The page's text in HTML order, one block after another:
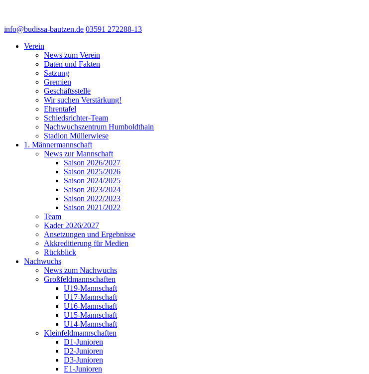
info@budissa-bautzen.de 03591 272288-13
Verein
News zum Verein
Daten und Fakten
Satzung
Gremien
Geschäftsstelle
Wir suchen Verstärkung!
Ehrentafel
Schiedsrichter-Team
Nachwuchszentrum Humboldthain
Stadion Müllerwiese
1. Männermannschaft
News zur Mannschaft
Saison 2026/2027
Saison 2025/2026
Saison 2024/2025
Saison 2023/2024
Saison 2022/2023
Saison 2021/2022
Team
Kader 2026/2027
Ansetzungen und Ergebnisse
Akkreditierung für Medien
Rückblick
Nachwuchs
News zum Nachwuchs
Großfeldmannschaften
U19-Mannschaft
U17-Mannschaft
U16-Mannschaft
U15-Mannschaft
U14-Mannschaft
Kleinfeldmannschaften
D1-Junioren
D2-Junioren
D3-Junioren
E1-Junioren